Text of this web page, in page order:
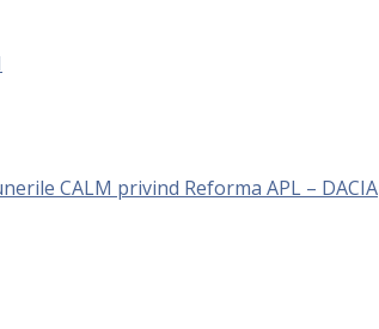
CALM privind Reforma APL – DACIA